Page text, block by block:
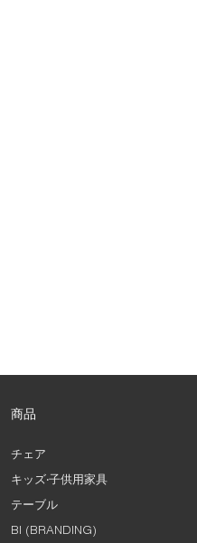
商品
チェア
キッズ‧子供用家具
テーブル
BI (BRANDING)